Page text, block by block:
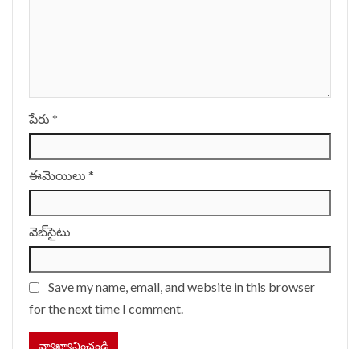
పేరు *
ఈమెయిలు *
వెబ్‌సైటు
Save my name, email, and website in this browser
for the next time I comment.